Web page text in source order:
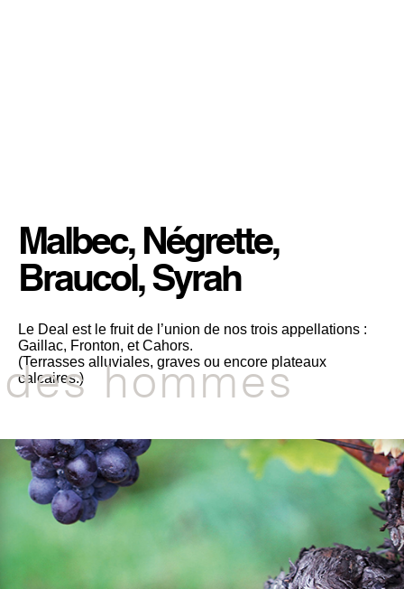
Malbec, Négrette,
Braucol, Syrah
Le Deal est le fruit de l’union de nos trois appellations :
Gaillac, Fronton, et Cahors.
(Terrasses alluviales, graves ou encore plateaux
calcaires.)
des hommes